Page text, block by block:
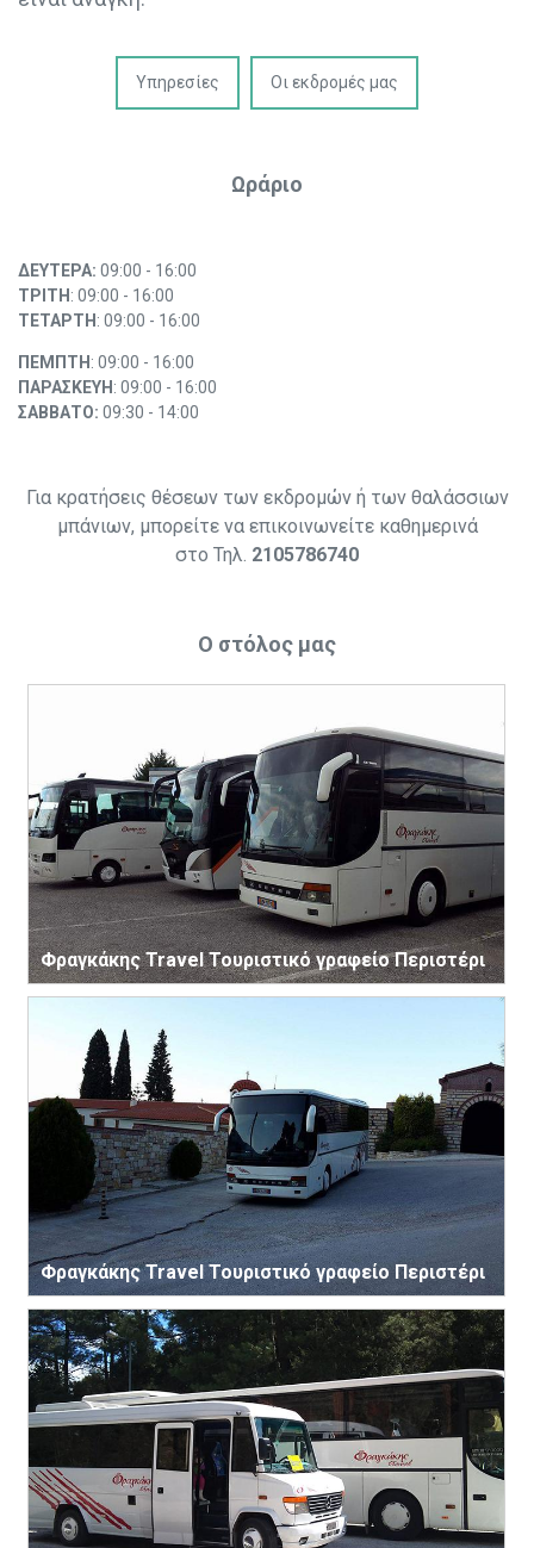
Υπηρεσίες Οι εκδρομές μας
Ωράριο
ΔΕΥΤΕΡΑ: 09:00 - 16:00
ΤΡΙΤΗ : 09:00 - 16:00
ΤΕΤΑΡΤΗ : 09:00 - 16:00
ΠΕΜΠΤΗ : 09:00 - 16:00
ΠΑΡΑΣΚΕΥΗ : 09:00 - 16:00
ΣΑΒΒΑΤΟ: 09:30 - 14:00
Για κρατήσεις θέσεων των εκδρομών ή των θαλάσσιων
μπάνιων, μπορείτε να επικοινωνείτε καθημερινά
στο Τηλ. 2105786740
Ο στόλος μας
Φραγκάκης Travel Τουριστικό γραφείο Περιστέρι
Φραγκάκης Travel Τουριστικό γραφείο Περιστέρι